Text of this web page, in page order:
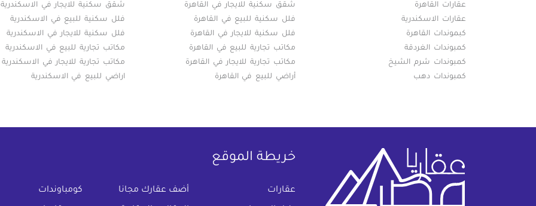
عقارات القاهرة
عقارات الاسكندرية
كبموندات القاهرة
كمبوندات الغردقة
كمبوندات شرم الشيخ
كمبوندات دهب
شقق سكنية للايجار في القاهرة
فلل سكنية للبيع في القاهرة
فلل سكنية للايجار في القاهرة
مكاتب تجارية للبيع في القاهرة
مكاتب تجارية للايجار في القاهرة
أراضي للبيع في القاهرة
شقق سكنية للايجار في الاسكندرية
فلل سكنية للبيع في الاسكندرية
فلل سكنية للايجار في الاسكندرية
مكاتب تجارية للبيع في الاسكندرية
مكاتب تجارية للايجار في الاسكندرية
اراضي للبيع في الاسكندرية
خريطة الموقع
عقارات أضف عقارك مجانا كومباوندات